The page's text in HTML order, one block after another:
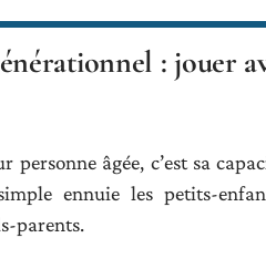
: jouer
personne âgée, c’est sa
ennuie les petits-
parents.